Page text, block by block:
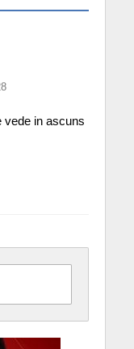
vede in ascuns